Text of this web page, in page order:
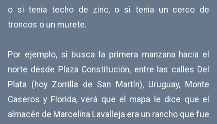
o si tenía techo de zinc, o si tenía un cerco de
troncos o un murete.
Por ejemplo, si busca la primera manzana hacia el
norte desde Plaza Constitución, entre las calles Del
Plata (hoy Zorrilla de San Martín), Uruguay, Monte
Caseros y Florida, verá que el mapa le dice que el
almacén de Marcelina Lavalleja era un rancho que fue